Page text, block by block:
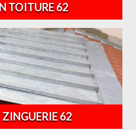
TOITURE 62
62